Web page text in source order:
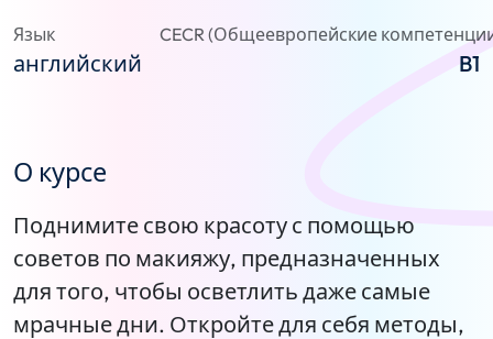
Язык
английский
CECR (Общеевропейские
B1
О курсе
Поднимите свою красоту с помощью
советов по макияжу, предназначенных
для того, чтобы осветлить даже самые
мрачные дни. Откройте для себя методы,